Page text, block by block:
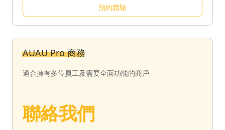
預約體驗
AUAU Pro 商務
適合擁有多位員工及需要全面功能的商戶
聯絡我們